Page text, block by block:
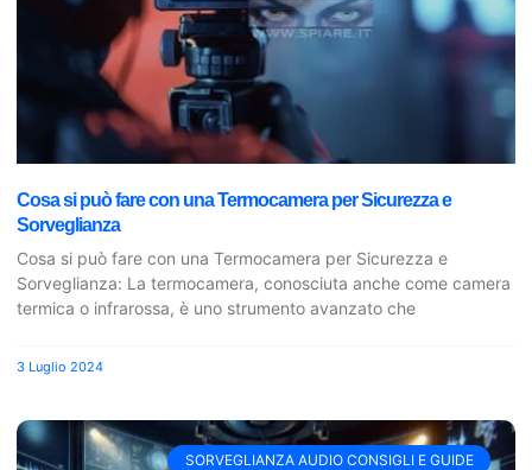
Cosa si può fare con una Termocamera per Sicurezza e
Sorveglianza
Cosa si può fare con una Termocamera per Sicurezza e
Sorveglianza: La termocamera, conosciuta anche come camera
termica o infrarossa, è uno strumento avanzato che
3 Luglio 2024
SORVEGLIANZA AUDIO CONSIGLI E GUIDE